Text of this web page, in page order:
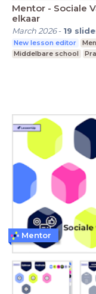
Mentor - Sociale
elkaar
March 2026- 19
New lesson editor
Middelbare school
Mentor